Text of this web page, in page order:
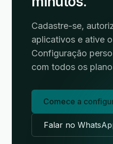
Cadastre-se,
aplicativos e ative
Configuração
com todos os
Comece a
Falar no